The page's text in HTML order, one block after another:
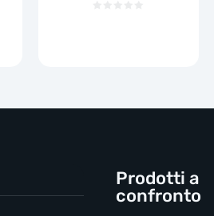
Prodotti a
confronto